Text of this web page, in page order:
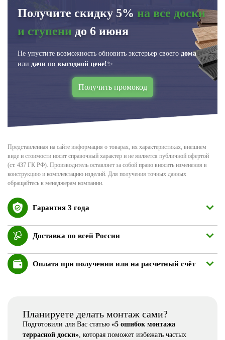
Получите скидку 5% на все доски
и ступени до 6 июня
Не упустите возможность обновить экстерьер своего дома
или дачи по выгодной цене!✨
Получить промокод
Представленная на сайте информация о товарах, их характеристиках, внешнем
виде и стоимости носит справочный характер и не является публичной офертой
(ст. 437 ГК РФ). Производитель оставляет за собой право вносить изменения в
конструкцию и комплектацию изделий. Для получения точных данных
обращайтесь к менеджерам компании.
Гарантия 3 года
Доставка по всей России
Оплата при получении или на расчетный счёт
Планируете делать монтаж сами?
Подготовили для Вас статью «5 ошибок монтажа
террасной доски», которая поможет избежать частых